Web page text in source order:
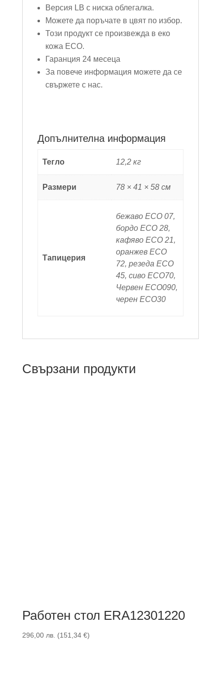
Версия LB с ниска облегалка.
Можете да поръчате в цвят по избор.
Този продукт се произвежда в еко
кожа ECO.
Гаранция 24 месеца
За повече информация можете да се
свържете с нас.
Допълнителна информация
Тегло 12,2 кг
Размери 78 × 41 × 58 см
Тапицерия
бежаво ECO 07,
бордо ECO 28,
кафяво ECO 21,
оранжев ECO
72, резеда ECO
45, сиво ECO70,
Червен ECO090,
черен ECO30
Свързани продукти
Работен стол ERA12301220
296,00 лв. (151,34 €)